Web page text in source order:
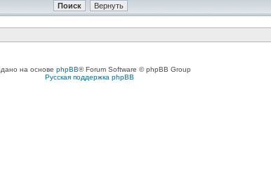
на основе phpBB® Forum Software © phpBB Group
Русская поддержка phpBB